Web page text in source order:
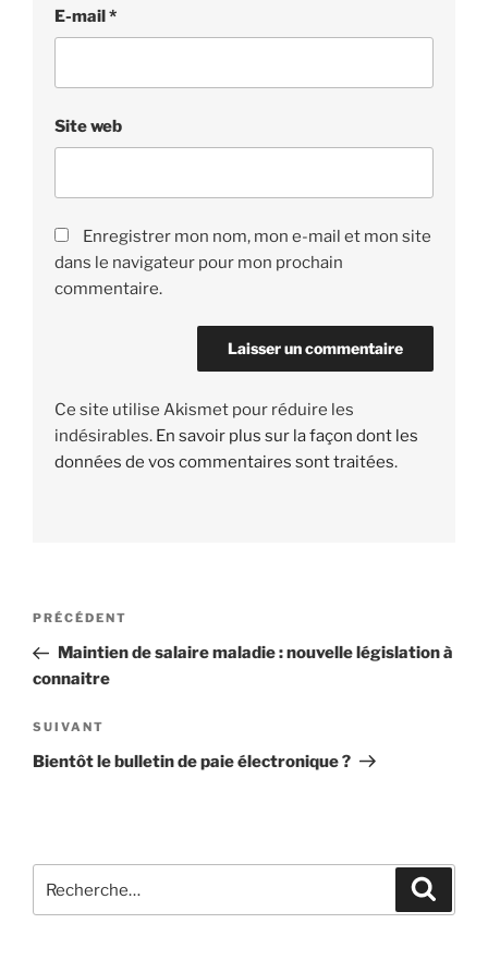
E-mail*
Site web
Enregistrer mon nom, mon e-mail et mon site
dans le navigateur pour mon prochain
commentaire.
Ce site utilise Akismet pour réduire les
indésirables. En savoir plus sur la façon dont les
données de vos commentaires sont traitées.
Navigation
l’article
Article
précédent
PRÉCÉDENT
Maintien de salaire maladie : nouvelle législation à
connaitre
Article
suivant
SUIVANT
Bientôt le bulletin de paie électronique ?
pour